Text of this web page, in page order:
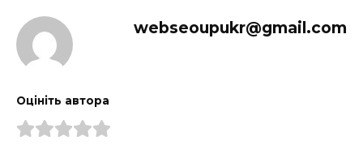
webseoupukr@gmail.com
Оцініть автора